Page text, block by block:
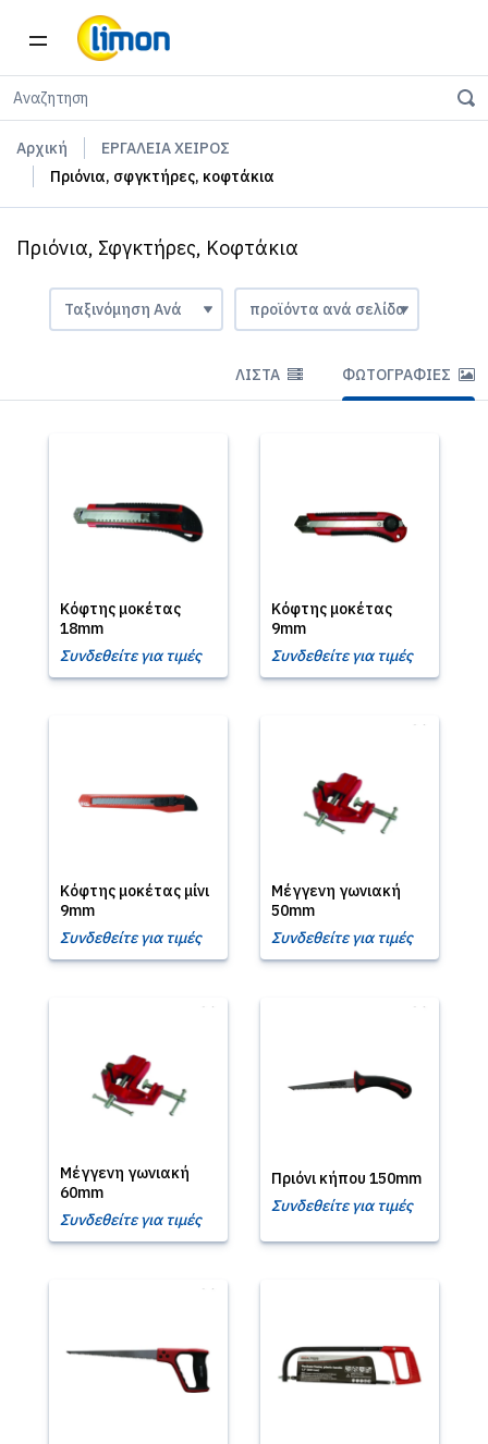
Αρχική
ΕΡΓΑΛΕΙΑ ΧΕΙΡΟΣ
Πριόνια, σφγκτήρες, κοφτάκια
Πριόνια, Σφγκτήρες, Κοφτάκια
ΛΊΣΤΑ ΦΩΤΟΓΡΑΦΊΕΣ
Κόφτης μοκέτας
18mm
Συνδεθείτε για τιμές
Κόφτης μοκέτας
9mm
Συνδεθείτε για τιμές
Κόφτης μοκέτας μίνι
9mm
Συνδεθείτε για τιμές
Μέγγενη γωνιακή
50mm
Συνδεθείτε για τιμές
Μέγγενη γωνιακή
60mm
Συνδεθείτε για τιμές
Πριόνι κήπου 150mm
Συνδεθείτε για τιμές